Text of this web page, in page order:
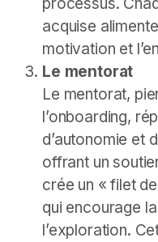
acquise
motivation et
Le mentorat
Le mentorat,
l’onboarding,
d’autonomie et
offrant un
crée un « filet
qui encourage
l’exploration.